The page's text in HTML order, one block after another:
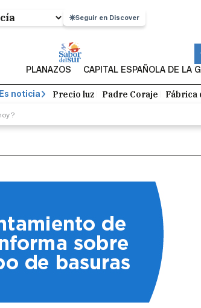
Seguir en Discover
PLANAZOS CAPITAL ESPAÑOLA DE LA
Es noticia Precio luz Padre Coraje Fábrica